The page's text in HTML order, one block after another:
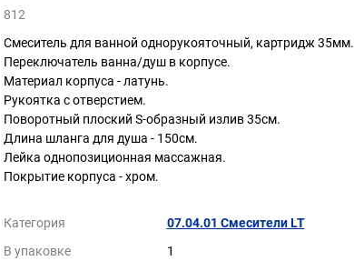
812
Смеситель для ванной однорукояточный, картридж 35мм.
Переключатель ванна/душ в корпусе.
Материал корпуса - латунь.
Рукоятка с отверстием.
Поворотный плоский S-образный излив 35см.
Длина шланга для душа - 150см.
Лейка однопозиционная массажная.
Покрытие корпуса - хром.
Категория
07.04.01 Смесители LT
В упаковке
1